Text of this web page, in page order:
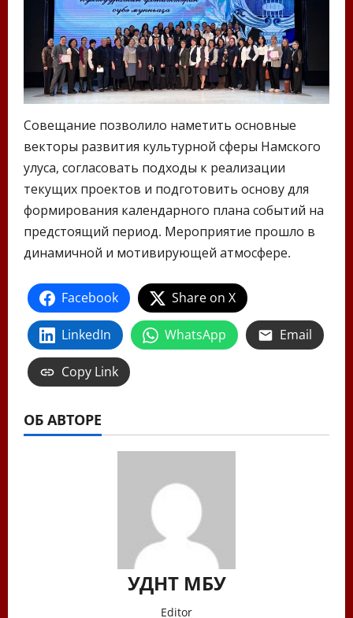
Совещание позволило наметить основные
векторы развития культурной сферы Намского
улуса, согласовать подходы к реализации
текущих проектов и подготовить основу для
формирования календарного плана событий на
предстоящий период. Мероприятие прошло в
динамичной и мотивирующей атмосфере.
Facebook Share on X
LinkedIn WhatsApp Email
Copy Link
ОБ АВТОРЕ
УДНТ МБУ
Editor